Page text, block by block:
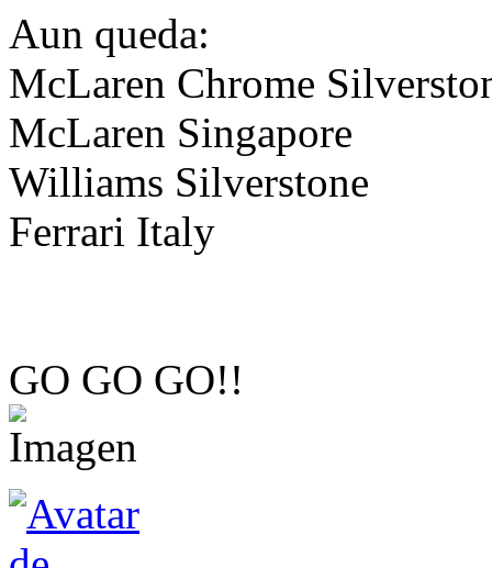
Aun queda:
McLaren Chrome
McLaren Singapore
Williams Silverstone
Ferrari Italy
GO GO GO!!